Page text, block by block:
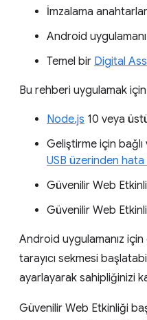
İmzalama
Android
Temel bir Digital
Bu rehberi uygulamak için
Node.js 10 veya
Geliştirme için
USB üzerinden hata
Güvenilir Web
Güvenilir Web
Android uygulamanız için
tarayıcı sekmesi
ayarlayarak sahipliğinizi
Güvenilir Web Etkinliği